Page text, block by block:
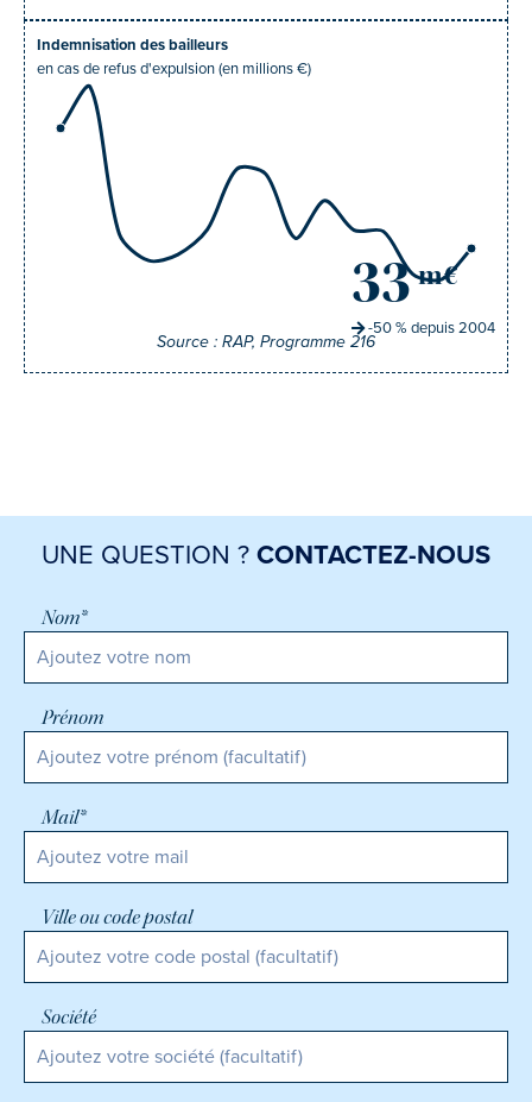
Indemnisation des bailleurs
en cas de refus d'expulsion (en millions €)
33 m€
-50% depuis2004
Source : RAP, Programme 216
UNE QUESTION ? CONTACTEZ-NOUS
Nom*
Prénom
Mail*
Ville ou code postal
Société